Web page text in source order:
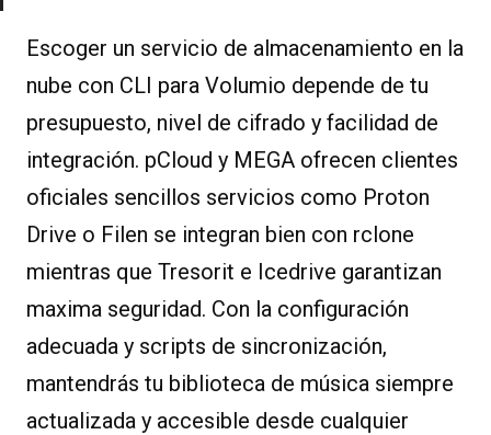
Escoger un servicio de almacenamiento en la
nube con CLI para Volumio depende de tu
presupuesto, nivel de cifrado y facilidad de
integración. pCloud y MEGA ofrecen clientes
oficiales sencillos servicios como Proton
Drive o Filen se integran bien con rclone
mientras que Tresorit e Icedrive garantizan
maxima seguridad. Con la configuración
adecuada y scripts de sincronización,
mantendrás tu biblioteca de música siempre
actualizada y accesible desde cualquier